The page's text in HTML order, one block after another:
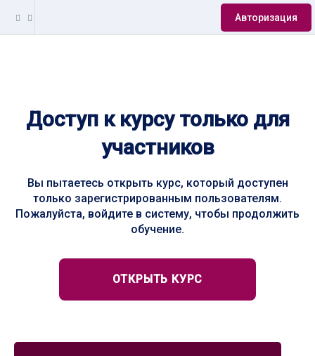
Авторизация
Доступ к курсу только для
участников
Вы пытаетесь открыть курс, который доступен
только зарегистрированным пользователям.
Пожалуйста, войдите в систему, чтобы продолжить
обучение.
ОТКРЫТЬ КУРС